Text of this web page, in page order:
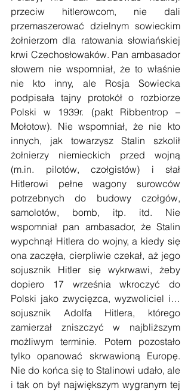
przeciw hitlerowcom, nie dali
przemaszerować dzielnym sowieckim
żołnierzom dla ratowania słowiańskiej
krwi Czechosłowaków. Pan ambasador
słowem nie wspomniał, że to właśnie
nie kto inny, ale Rosja Sowiecka
podpisała tajny protokół o rozbiorze
Polski w 1939r. (pakt Ribbentrop –
Mołotow). Nie wspomniał, że nie kto
innych, jak towarzysz Stalin szkolił
żołnierzy niemieckich przed wojną
(m.in. pilotów, czołgistów) i słał
Hitlerowi pełne wagony surowców
potrzebnych do budowy czołgów,
samolotów, bomb, itp. itd. Nie
wspomniał pan ambasador, że Stalin
wypchnął Hitlera do wojny, a kiedy się
ona zaczęła, cierpliwie czekał, aż jego
sojusznik Hitler się wykrwawi, żeby
dopiero 17 września wkroczyć do
Polski jako zwycięzca, wyzwoliciel i…
sojusznik Adolfa Hitlera, którego
zamierzał zniszczyć w najbliższym
możliwym terminie. Potem pozostało
tylko opanować skrwawioną Europę.
Nie do końca się to Stalinowi udało, ale
i tak on był największym wygranym tej